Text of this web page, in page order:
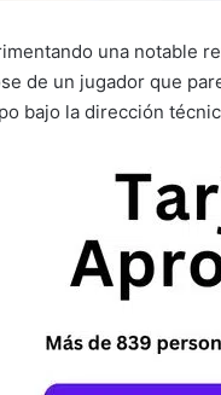
una notable
de un jugador que
bajo la dirección